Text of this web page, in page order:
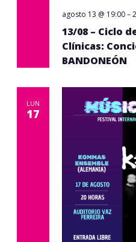
13/08 – Ciclo
Clínicas:
BANDONEÓN
agosto 13 @ 19:00–
LUN
17